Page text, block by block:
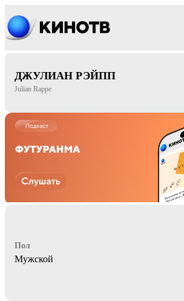
ДЖУЛИАН РЭЙПП
Julian Rappe
Пол
Мужской